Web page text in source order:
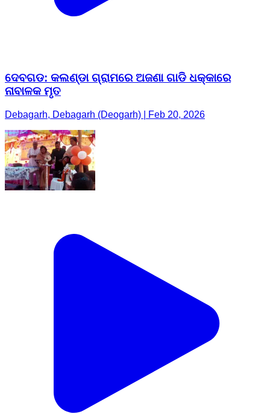
ଦେବଗଡ: କଲଣ୍ଡା ଗ୍ରାମରେ ଅଜଣା ଗାଡି ଧକ୍କାରେ
ନାବାଳକ ମୃତ
Debagarh, Debagarh (Deogarh) | Feb 20, 2026